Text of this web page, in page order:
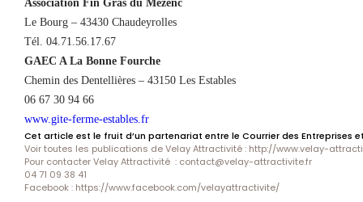
Association Fin Gras du Mézenc
Le Bourg – 43430 Chaudeyrolles
Tél. 04.71.56.17.67
GAEC A La Bonne Fourche
Chemin des Dentellières – 43150 Les Estables
06 67 30 94 66
www.gite-ferme-estables.fr
Cet article est le fruit d’un partenariat entre le Courrier des Entreprises
Voir toutes les publications de Velay Attractivité : http://www.velay-
Pour contacter Velay Attractivité : contact@velay-attractivite.fr
04 71 09 38 41
Facebook : https://www.facebook.com/velayattractivite/